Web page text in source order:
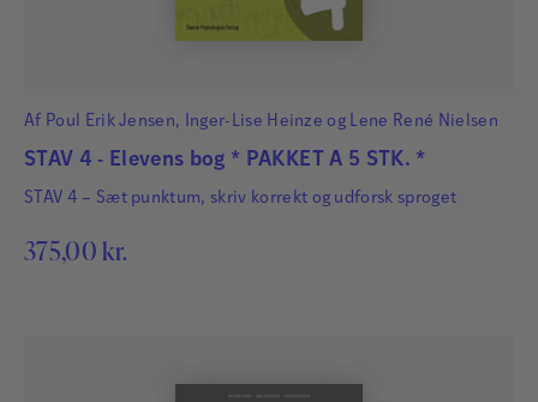
Af Poul Erik Jensen, Inger-Lise Heinze og Lene René Nielsen
STAV 4 - Elevens bog * PAKKET A 5 STK. *
STAV 4 – Sæt punktum, skriv korrekt og udforsk sproget
375,00 kr.